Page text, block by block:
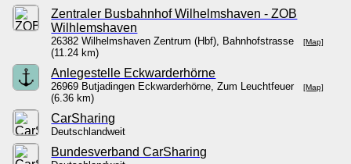
Zentraler Busbahnhof Wilhelmshaven - ZOB
Wilhlemshaven
26382 Wilhelmshaven Zentrum (Hbf), Bahnhofstrasse[Map]
(11.24 km)
Anlegestelle Eckwarderhörne
26969 Butjadingen Eckwarderhörne, Zum Leuchtfeuer[Map]
(6.36 km)
CarSharing
Deutschlandweit
Bundesverband CarSharing